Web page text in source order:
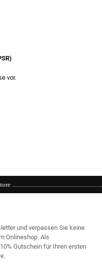
vor.
und verpassen Sie keine
Onlineshop. Als
Gutschein für Ihren ersten